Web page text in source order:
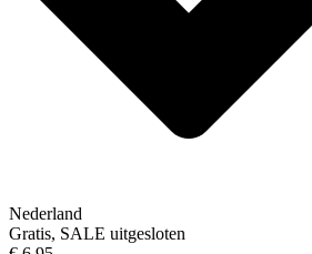
Nederland
Gratis, SALE uitgesloten